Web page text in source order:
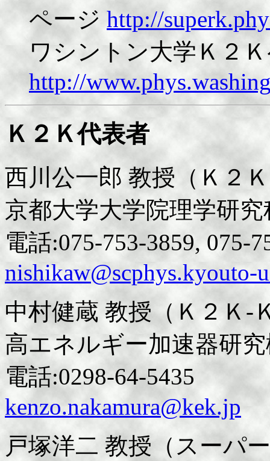
ページ http://
ワシントン大学Ｋ２
http://
Ｋ２Ｋ代表者
西川公一郎 教授（Ｋ２
京都大学大学院理学研究
電話:075-753-3859, 075-
nishikaw@scphys.kyouto-
中村健蔵 教授（Ｋ２Ｋ-
高エネルギー加速器研
電話:0298-64-5435
kenzo.nakamura@kek.jp
戸塚洋二 教授（スーパ